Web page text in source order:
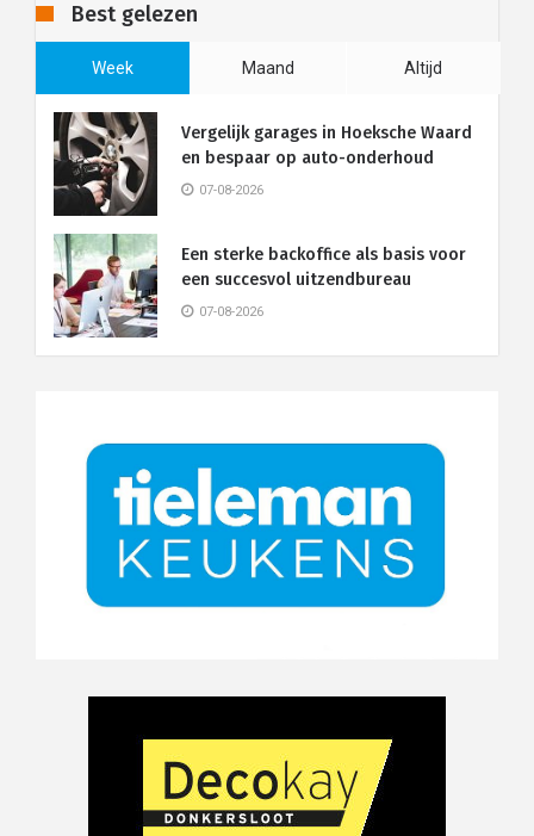
Best gelezen
Week Maand Altijd
Vergelijk garages in Hoeksche Waard
en bespaar op auto-onderhoud
07-08-2026
Een sterke backoffice als basis voor
een succesvol uitzendbureau
07-08-2026